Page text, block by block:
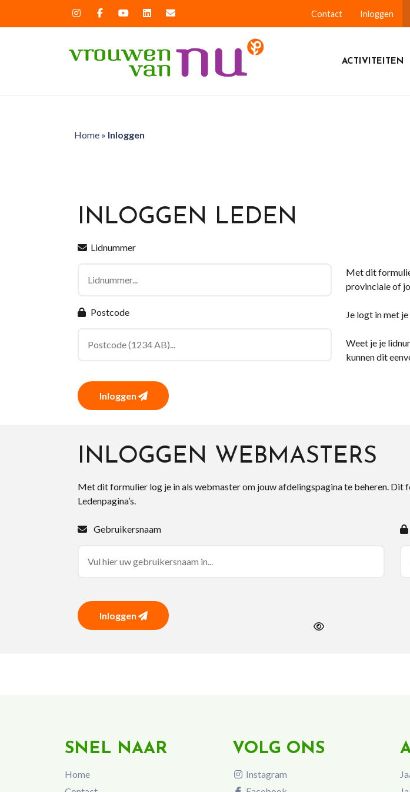
Contact Inloggen
ACTIVITEITEN
Home» Inloggen
INLOGGEN LEDEN
Lidnummer
Postcode
Inloggen
Met dit
provinciale of
Je logt in met
Weet je je
kunnen dit
INLOGGEN WEBMASTERS
Met dit formulier log je in als webmaster om jouw afdelingspagina te beheren.
Ledenpagina’s.
Gebruikersnaam
Inloggen
SNEL NAAR
Home
VOLG ONS
Instagram